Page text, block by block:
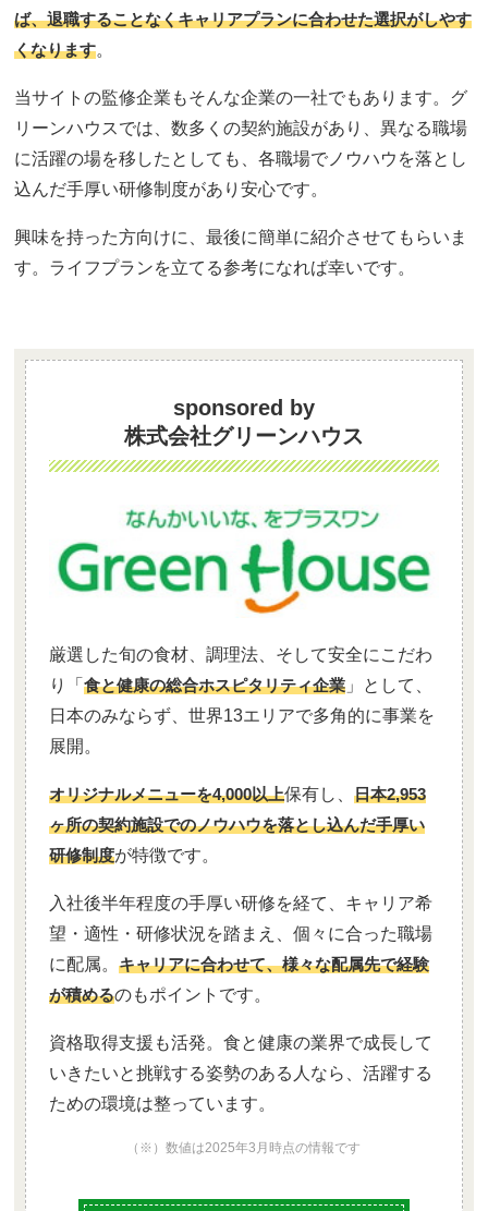
ば、退職することなくキャリアプランに合わせた選択がしやす
くなります。
当サイトの監修企業もそんな企業の一社でもあります。グ
リーンハウスでは、数多くの契約施設があり、異なる職場
に活躍の場を移したとしても、各職場でノウハウを落とし
込んだ手厚い研修制度があり安心です。
興味を持った方向けに、最後に簡単に紹介させてもらいま
す。ライフプランを立てる参考になれば幸いです。
sponsored by
株式会社グリーンハウス
厳選した旬の食材、調理法、そして安全にこだわ
り「食と健康の総合ホスピタリティ企業 」として、
日本のみならず、世界13エリアで多角的に事業を
展開。
オリジナルメニューを4,000以上保有し、日本2,953
ヶ所の契約施設でのノウハウを落とし込んだ手厚い
研修制度が特徴です。
入社後半年程度の手厚い研修を経て、キャリア希
望・適性・研修状況を踏まえ、個々に合った職場
に配属。キャリアに合わせて、様々な配属先で経験
が積めるのもポイントです。
資格取得支援も活発。食と健康の業界で成長して
いきたいと挑戦する姿勢のある人なら、活躍する
ための環境は整っています。
（※）数値は2025年3月時点の情報です